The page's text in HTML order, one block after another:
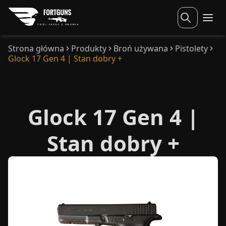
Strona główna Produkty Broń używana
Pistolety
Glock 17 Gen 4 | Stan dobry +
Glock 17 Gen 4 |
Stan dobry +